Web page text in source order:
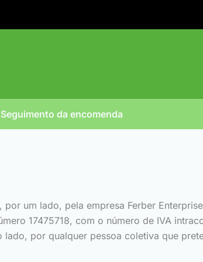
Seguimento da encomenda
um lado, pela empresa Ferber
17475718, com o número de IVA
lado, por qualquer pessoa coletiva que